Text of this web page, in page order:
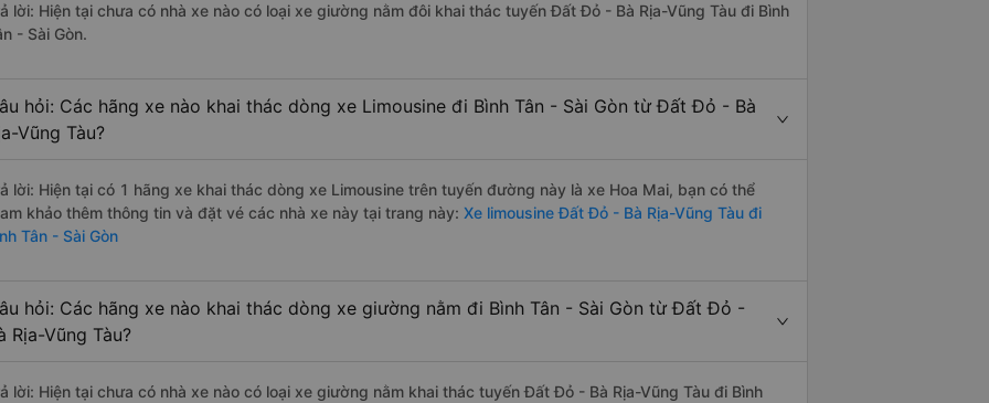
lời: Hiện tại chưa có nhà xe nào có loại xe giường nằm đôi khai thác tuyến Đất Đỏ - Bà Rịa-Vũng Tàu đi Bình
- Sài Gòn.
hỏi: Các hãng xe nào khai thác dòng xe Limousine đi Bình Tân - Sài Gòn từ Đất Đỏ - Bà
Vũng Tàu?
lời: Hiện tại có 1 hãng xe khai thác dòng xe Limousine trên tuyến đường này là xe Hoa Mai, bạn có thể
khảo thêm thông tin và đặt vé các nhà xe này tại trang này: Xe limousine Đất Đỏ - Bà Rịa-Vũng Tàu đi
Tân - Sài Gòn
hỏi: Các hãng xe nào khai thác dòng xe giường nằm đi Bình Tân - Sài Gòn từ Đất Đỏ -
Rịa-Vũng Tàu?
lời: Hiện tại chưa có nhà xe nào có loại xe giường nằm khai thác tuyến Đất Đỏ - Bà Rịa-Vũng Tàu đi Bình